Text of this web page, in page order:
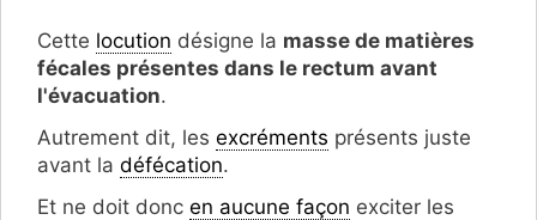
Cette locution désigne la masse de matières
fécales présentes dans le rectum avant
l'évacuation.
Autrement dit, les excréments présents juste
avant la défécation.
Et ne doit donc en aucune façon exciter les